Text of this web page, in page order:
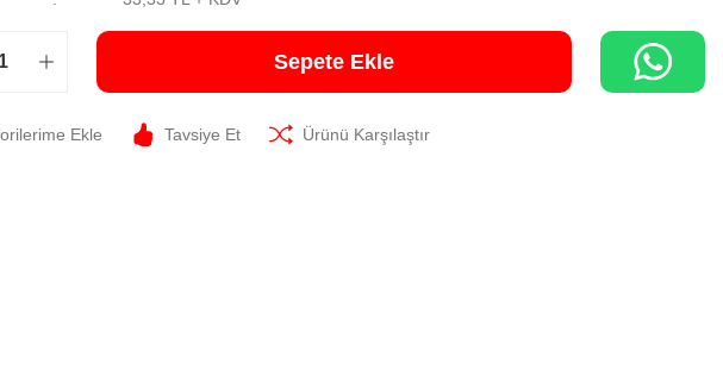
Sepete Ekle
Tavsiye Et Ürünü Karşılaştır